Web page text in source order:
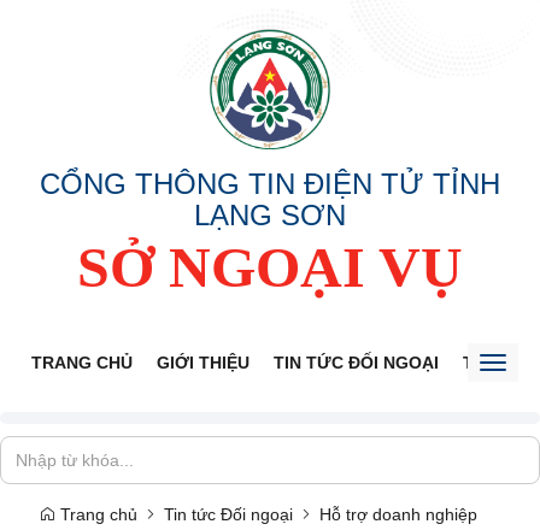
CỔNG THÔNG TIN ĐIỆN TỬ TỈNH
LẠNG SƠN
SỞ NGOẠI VỤ
TRANG CHỦ GIỚI THIỆU TIN TỨC ĐỐI NGOẠI THÔNG
Trang chủ Tin tức Đối ngoại Hỗ trợ doanh nghiệp